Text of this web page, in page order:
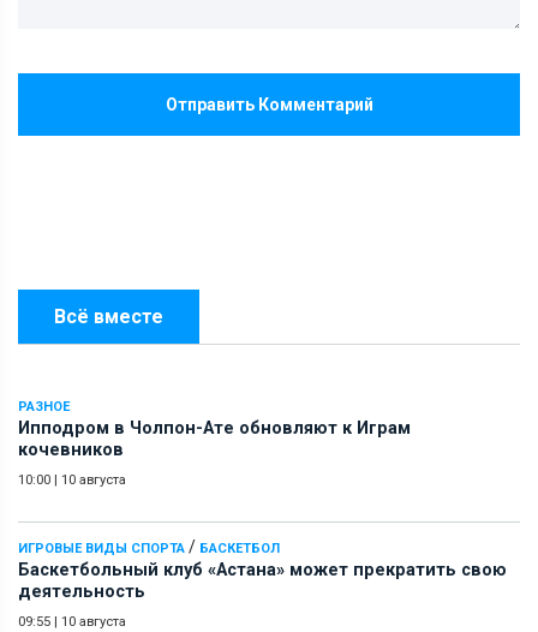
Всё вместе
РАЗНОЕ
Ипподром в Чолпон-Ате обновляют к Играм
кочевников
10:00 | 10 августа
ИГРОВЫЕ ВИДЫ СПОРТА / БАСКЕТБОЛ
Баскетбольный клуб «Астана» может прекратить свою
деятельность
09:55 | 10 августа
Отправить Комментарий